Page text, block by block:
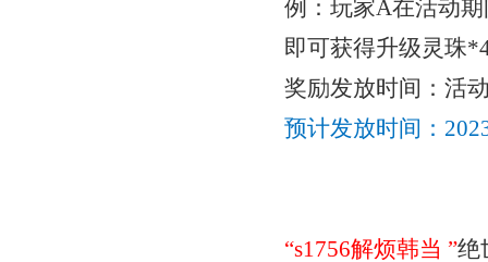
例：玩家A在活动
即可获得升级灵珠
奖励发放时间：活
预计发放时间：
“s1756解烦韩当”绝